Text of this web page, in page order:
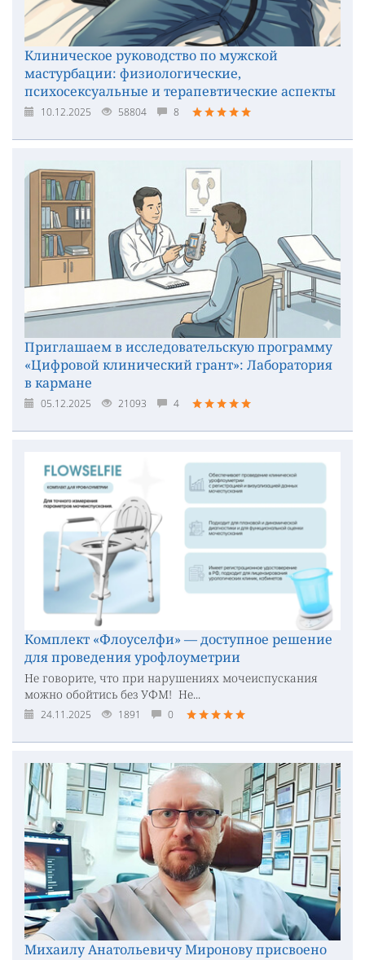
Клиническое руководство по мужской
мастурбации: физиологические,
психосексуальные и терапевтические аспекты
10.12.2025 58804 8
Приглашаем в исследовательскую программу
«Цифровой клинический грант»: Лаборатория
в кармане
05.12.2025 21093 4
Комплект «Флоуселфи» — доступное решение
для проведения урофлоуметрии
Не говорите, что при нарушениях мочеиспускания
можно обойтись без УФМ! Не...
24.11.2025 1891 0
Михаилу Анатольевичу Миронову присвоено